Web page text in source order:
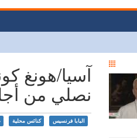
آسيا/هونغ
نصلي من
البابا فرنسيس كنائس محلية